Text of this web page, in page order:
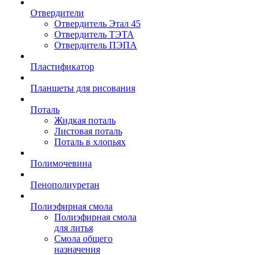
Отвердители
Отвердитель Этал 45
Отвердитель ТЭТА
Отвердитель ПЭПА
Пластификатор
Планшеты для рисования
Поталь
Жидкая поталь
Листовая поталь
Поталь в хлопьях
Полимочевина
Пенополиуретан
Полиэфирная смола
Полиэфирная смола
для литья
Смола общего
назначения